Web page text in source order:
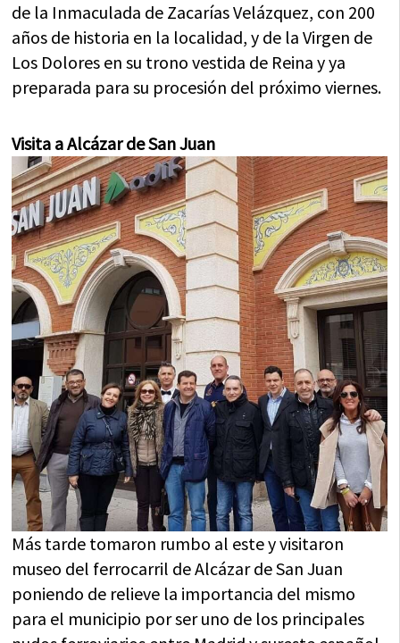
de la Inmaculada de Zacarías Velázquez, con 200
años de historia en la localidad, y de la Virgen de
Los Dolores en su trono vestida de Reina y ya
preparada para su procesión del próximo viernes.
Visita a Alcázar de San Juan
Más tarde tomaron rumbo al este y visitaron
museo del ferrocarril de Alcázar de San Juan
poniendo de relieve la importancia del mismo
para el municipio por ser uno de los principales